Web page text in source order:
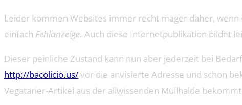
Leider kommen Websites immer recht mager daher,
einfach Fehlanzeige. Auch diese Internetpublikation bildet
Dieser peinliche Zustand kann nun aber jederzeit bei
http://bacolicio.us/vor die anvisierte Adresse und schon
Vegatarier-Artikel aus der allwissenden Müllhalde